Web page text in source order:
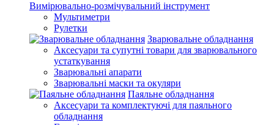
Вимірювально-розмічувальний інструмент
Мультиметри
Рулетки
Зварювальне обладнання
Аксесуари та супутні товари для зварювального
устаткування
Зварювальні апарати
Зварювальні маски та окуляри
Паяльне обладнання
Аксесуари та комплектуючі для паяльного
обладнання